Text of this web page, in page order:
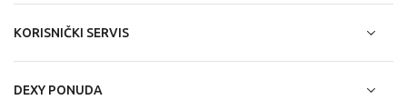
KORISNIČKI SERVIS
DEXY PONUDA